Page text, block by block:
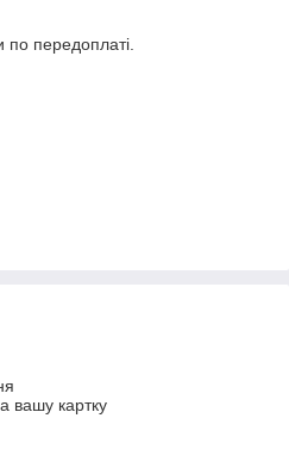
по передоплаті.
вашу картку